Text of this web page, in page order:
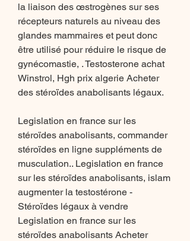
la liaison des œstrogènes sur ses
récepteurs naturels au niveau des
glandes mammaires et peut donc
être utilisé pour réduire le risque de
gynécomastie, . Testosterone achat
Winstrol, Hgh prix algerie Acheter
des stéroïdes anabolisants légaux.
Legislation en france sur les
stéroïdes anabolisants, commander
stéroïdes en ligne suppléments de
musculation.. Legislation en france
sur les stéroïdes anabolisants, islam
augmenter la testostérone -
Stéroïdes légaux à vendre
Legislation en france sur les
stéroïdes anabolisants Acheter